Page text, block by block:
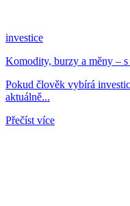
investice
Komodity, burzy a měny – s
Pokud člověk vybírá
aktuálně...
Přečíst více